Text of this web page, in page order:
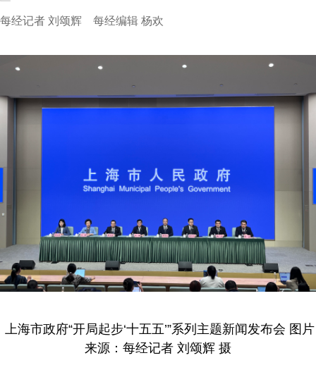
每经记者 刘颂辉 每经编辑 杨欢
上海市政府“开局起步‘十五五’”系列主题新闻发布会 图片
来源：每经记者 刘颂辉 摄